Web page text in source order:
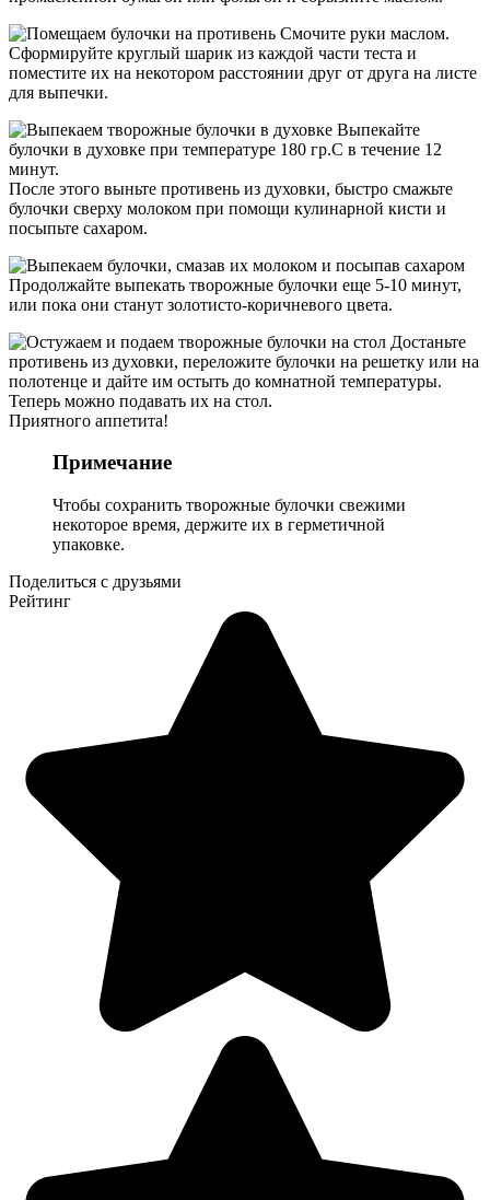
Смочите руки маслом.
Сформируйте круглый шарик из каждой части теста и
поместите их на некотором расстоянии друг от друга на листе
для выпечки.
Выпекайте
булочки в духовке при температуре 180 гр.С в течение 12
минут.
После этого выньте противень из духовки, быстро смажьте
булочки сверху молоком при помощи кулинарной кисти и
посыпьте сахаром.
Продолжайте выпекать творожные булочки еще 5-10 минут,
или пока они станут золотисто-коричневого цвета.
Достаньте
противень из духовки, переложите булочки на решетку или на
полотенце и дайте им остыть до комнатной температуры.
Теперь можно подавать их на стол.
Приятного аппетита!
Примечание
Чтобы сохранить творожные булочки свежими
некоторое время, держите их в герметичной
упаковке.
Поделиться с друзьями
Рейтинг